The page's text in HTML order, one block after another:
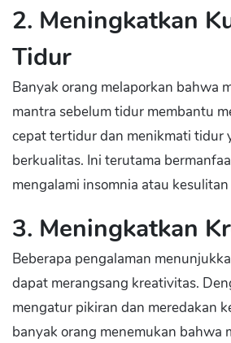
2. Meningkatkan
Tidur
Banyak orang melaporkan bahwa
mantra sebelum tidur membantu
cepat tertidur dan menikmati tidur
berkualitas. Ini terutama
mengalami insomnia atau
3. Meningkatkan
Beberapa pengalaman
dapat merangsang kreativitas.
mengatur pikiran dan meredakan
banyak orang menemukan bahwa